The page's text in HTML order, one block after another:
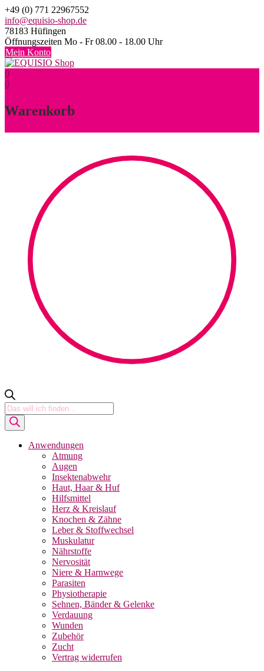
Skip
to
content
+49 (0) 771 22967552
info@equisio-shop.de
78183 Hüfingen
Öffnungszeiten Mo - Fr 08.00 - 18.00 Uhr
Mein Konto
0
0
Warenkorb
Products
search
Anwendungen
Atmung
Augen
Insektenabwehr
Haut, Haar & Huf
Hilfsmittel
Herz & Kreislauf
Knochen & Zähne
Leber & Stoffwechsel
Muskulatur
Nährstoffe
Nervosität
Niere & Harnwege
Parasiten
Physiotherapie
Sehnen, Bänder & Gelenke
Verdauung
Wunden
Zubehör
Zucht
Vertrag widerrufen